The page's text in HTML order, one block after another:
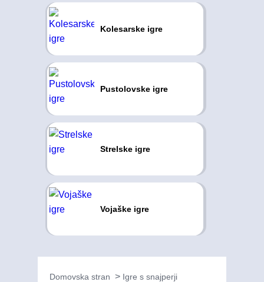
Kolesarske igre
Pustolovske igre
Strelske igre
Vojaške igre
Domovska stran Igre s snajperji